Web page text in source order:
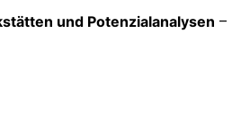
und Potenzialanalysen –